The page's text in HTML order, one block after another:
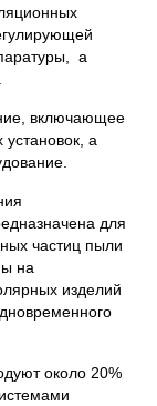
а
включающее
а
для
частиц пыли
на
изделий
около 20%